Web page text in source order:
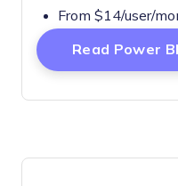
From $14/user/
Read Power